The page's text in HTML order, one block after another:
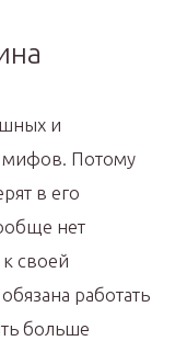
и
Потому
в его
нет
своей
работать
больше